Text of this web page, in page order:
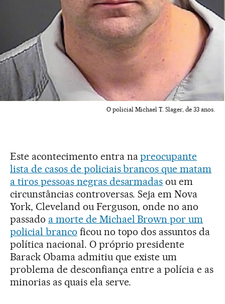
O policial Michael T. Slager, de 33 anos.
Este acontecimento entra napreocupante
lista de casos de policiais brancos que matam
a tiros pessoas negras desarmadas ou em
circunstâncias controversas. Seja em Nova
York, Cleveland ou Ferguson, onde no ano
passado a morte de Michael Brown por um
policial branco ficou no topo dos assuntos da
política nacional. O próprio presidente
Barack Obama admitiu que existe um
problema de desconfiança entre a polícia e as
minorias as quais ela serve.